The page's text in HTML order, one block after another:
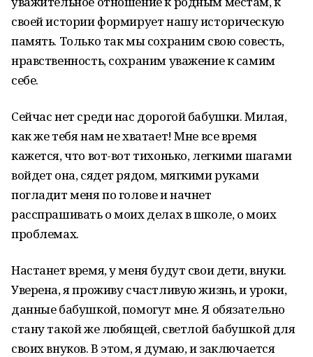
своей истории формирует нашу историческую
память. Только так мы сохраним свою совесть,
нравственность, сохраним уважение к самим
себе.
Сейчас нет среди нас дорогой бабушки. Милая,
как же тебя нам не хватает! Мне все время
кажется, что вот-вот тихонько, легкими шагами
войдет она, сядет рядом, мягкими руками
погладит меня по голове и начнет
расспрашивать о моих делах в школе, о моих
проблемах.
Настанет время, у меня будут свои дети, внуки.
Уверена, я проживу счастливую жизнь, и уроки,
данные бабушкой, помогут мне. Я обязательно
стану такой же любящей, светлой бабушкой для
своих внуков. В этом, я думаю, и заключается